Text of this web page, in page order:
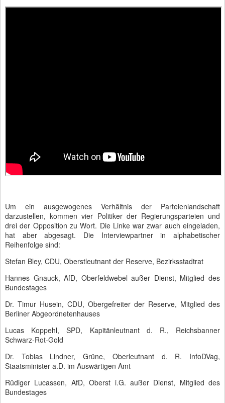
Um ein ausgewogenes Verhältnis der Parteienlandschaft
darzustellen, kommen vier Politiker der Regierungsparteien und
drei der Opposition zu Wort. Die Linke war zwar auch eingeladen,
hat aber abgesagt. Die Interviewpartner in alphabetischer
Reihenfolge sind:
Stefan Bley, CDU, Oberstleutnant der Reserve, Bezirksstadtrat
Hannes Gnauck, AfD, Oberfeldwebel außer Dienst, Mitglied des
Bundestages
Dr. Timur Husein, CDU, Obergefreiter der Reserve, Mitglied des
Berliner Abgeordnetenhauses
Lucas Koppehl, SPD, Kapitänleutnant d. R., Reichsbanner
Schwarz-Rot-Gold
Dr. Tobias Lindner, Grüne, Oberleutnant d. R. InfoDVag,
Staatsminister a.D. im Auswärtigen Amt
Rüdiger Lucassen, AfD, Oberst i.G. außer Dienst, Mitglied des
Bundestages